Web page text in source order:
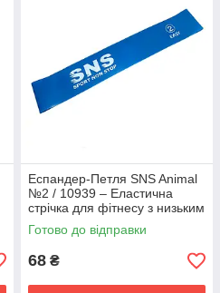
Еспандер-Петля SNS Animal
№2 / 10939 – Еластична
стрічка для фітнесу з низьким
навантаженням
Готово до відправки
68 ₴